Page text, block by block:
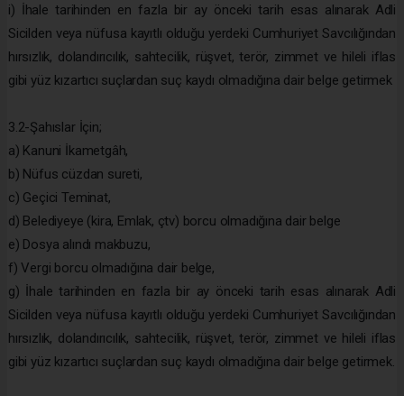
i) İhale tarihinden en fazla bir ay önceki tarih esas alınarak Adli
Sicilden veya nüfusa kayıtlı olduğu yerdeki Cumhuriyet Savcılığından
hırsızlık, dolandırıcılık, sahtecilik, rüşvet, terör, zimmet ve hileli iflas
gibi yüz kızartıcı suçlardan suç kaydı olmadığına dair belge getirmek
3.2-Şahıslar İçin;
a) Kanuni İkametgâh,
b) Nüfus cüzdan sureti,
c) Geçici Teminat,
d) Belediyeye (kira, Emlak, çtv) borcu olmadığına dair belge
e) Dosya alındı makbuzu,
f) Vergi borcu olmadığına dair belge,
g) İhale tarihinden en fazla bir ay önceki tarih esas alınarak Adli
Sicilden veya nüfusa kayıtlı olduğu yerdeki Cumhuriyet Savcılığından
hırsızlık, dolandırıcılık, sahtecilik, rüşvet, terör, zimmet ve hileli iflas
gibi yüz kızartıcı suçlardan suç kaydı olmadığına dair belge getirmek.